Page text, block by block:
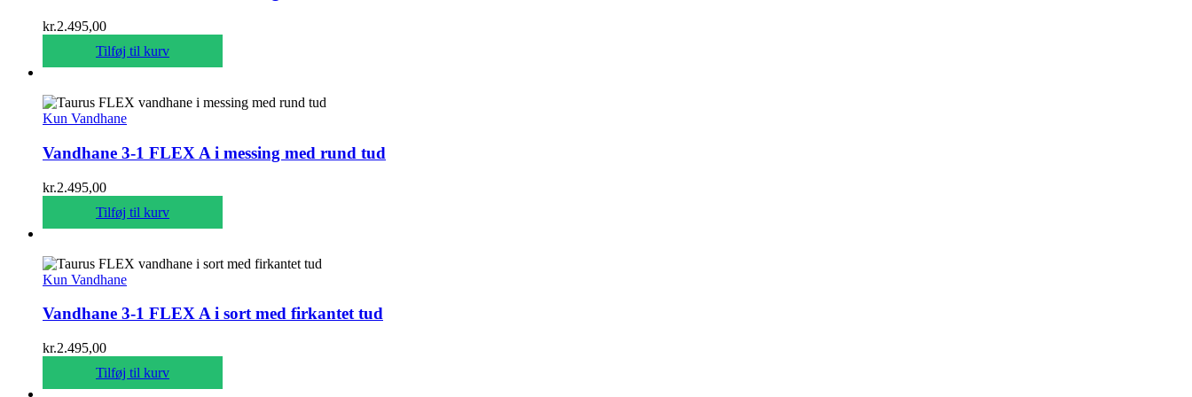
kr.2.495,00
Tilføj til kurv
Kun Vandhane
Vandhane 3-1 FLEX A i messing med rund tud
kr.2.495,00
Tilføj til kurv
Kun Vandhane
Vandhane 3-1 FLEX A i sort med firkantet tud
kr.2.495,00
Tilføj til kurv